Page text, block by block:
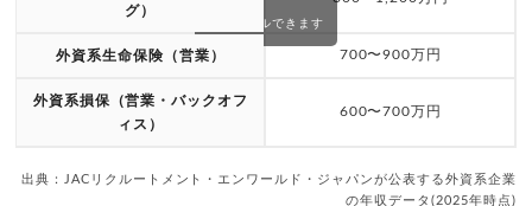
グ）
外資系生命保険（営業） 700〜900万円
外資系損保（営業・バックオフ
ィス）
600〜700万円
出典：JACリクルートメント・エンワールド・ジャパンが公表する外資系企業
の年収データ(2025年時点)
スクロールできます